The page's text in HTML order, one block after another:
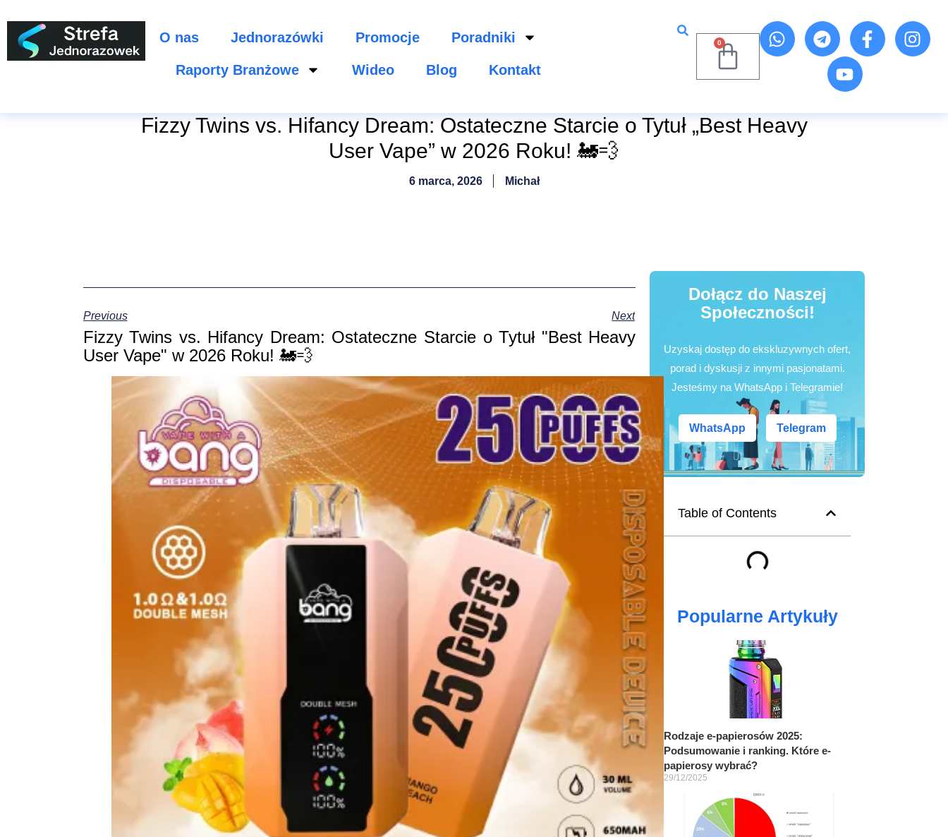
O nas Jednorazówki Promocje Poradniki
Raporty Branżowe Wideo Blog Kontakt
0
Fizzy Twins vs. Hifancy Dream: Ostateczne Starcie o Tytuł „Best Heavy
User Vape” w 2026 Roku! 🚂💨
6 marca, 2026 Michał
Dołącz do Naszej
Społeczności!
Uzyskaj dostęp do ekskluzywnych ofert,
porad i dyskusji z innymi pasjonatami.
Jesteśmy na WhatsApp i Telegramie!
WhatsApp Telegram
Table of Contents
Popularne Artykuły
Rodzaje e-papierosów 2025:
Podsumowanie i ranking. Które e-
papierosy wybrać?
29/12/2025
Previous Next
Fizzy Twins vs. Hifancy Dream: Ostateczne Starcie o Tytuł "Best Heavy
User Vape" w 2026 Roku! 🚂💨